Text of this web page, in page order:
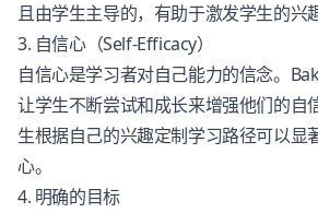
且由学生主导的，有助于激发学生的兴
3. 自信心（Self-Efficacy）
自信心是学习者对自己能力的信念。
让学生不断尝试和成长来增强他们的自
生根据自己的兴趣定制学习路径可以显
心。
4. 明确的目标